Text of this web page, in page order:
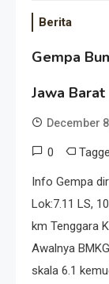
Berita
Gempa
Jawa
December
0
Info Gempa
Lok:7.11 LS,
km Tenggara
Awalnya
skala 6.1